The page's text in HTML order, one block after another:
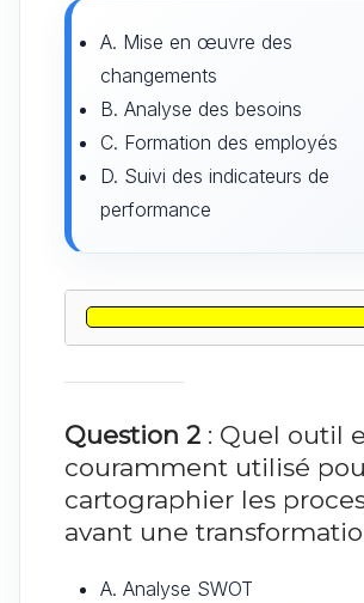
A. Mise en œuvre des
changements
B. Analyse des besoins
C. Formation des employés
D. Suivi des indicateurs de
performance
Question 2 : Quel outil
couramment utilisé
cartographier les
avant une
A. Analyse SWOT